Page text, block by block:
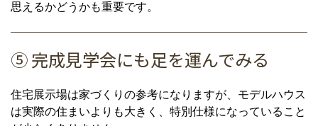
思えるかどうかも重要です。
⑤ 完成見学会にも足を運んでみる
住宅展示場は家づくりの参考になりますが、モデルハウス
は実際の住まいよりも大きく、特別仕様になっていること